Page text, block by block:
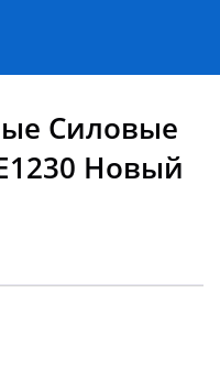
электронных
Силовые
Новый